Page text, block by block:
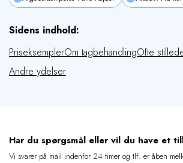
Sidens indhold:
PriseksemplerOm tagbehandlingOfte
Andre ydelser
Har du spørgsmål eller vil du have et
Vi svarer på mail indenfor 24 timer og tlf. er åben